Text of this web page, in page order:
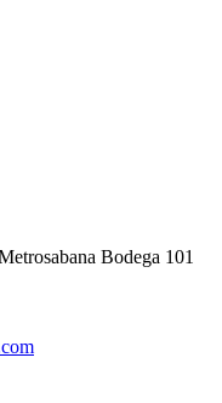
Bodega 101